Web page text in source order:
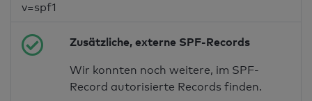
v=spf1
Zusätzliche, externe SPF-Records
Wir konnten noch weitere, im SPF-
Record autorisierte Records finden.